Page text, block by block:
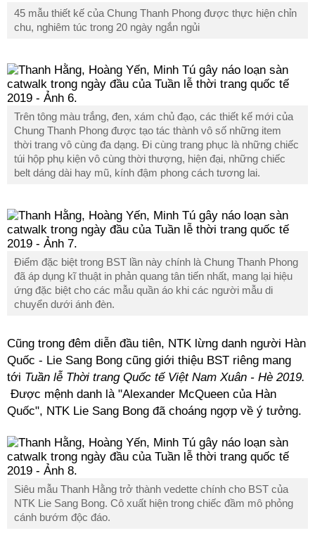
45 mẫu thiết kế của Chung Thanh Phong được thực hiện chỉn
chu, nghiêm túc trong 20 ngày ngắn ngủi
Trên tông màu trắng, đen, xám chủ đạo, các thiết kế mới của
Chung Thanh Phong được tạo tác thành vô số những item
thời trang vô cùng đa dạng. Đi cùng trang phục là những chiếc
túi hộp phụ kiện vô cùng thời thượng, hiện đại, những chiếc
belt dáng dài hay mũ, kính đậm phong cách tương lai.
Điểm đặc biệt trong BST lần này chính là Chung Thanh Phong
đã áp dụng kĩ thuật in phản quang tân tiến nhất, mang lại hiệu
ứng đặc biệt cho các mẫu quần áo khi các người mẫu di
chuyển dưới ánh đèn.
Cũng trong đêm diễn đầu tiên, NTK lừng danh người Hàn
Quốc - Lie Sang Bong cũng giới thiệu BST riêng mang
tới Tuần lễ Thời trang Quốc tế Việt Nam Xuân - Hè 2019.
Được mệnh danh là "Alexander McQueen của Hàn
Quốc", NTK Lie Sang Bong đã choáng ngợp về ý tưởng.
Siêu mẫu Thanh Hằng trở thành vedette chính cho BST của
NTK Lie Sang Bong. Cô xuất hiện trong chiếc đầm mô phỏng
cánh bướm độc đáo.